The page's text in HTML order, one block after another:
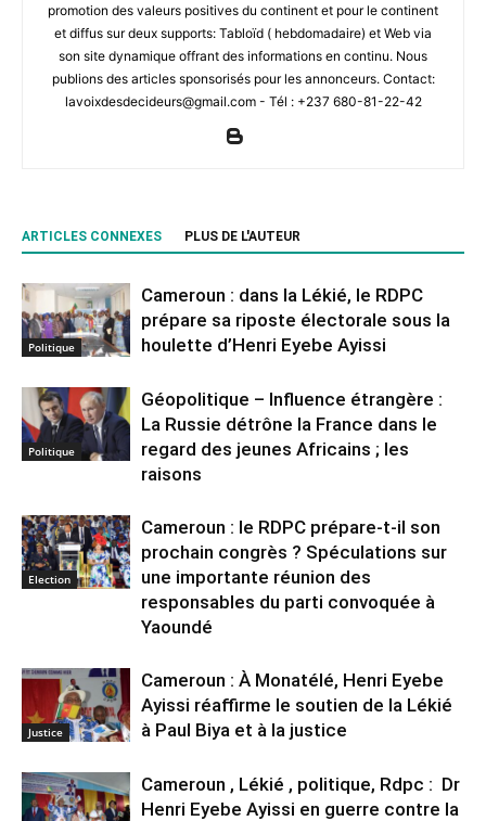
promotion des valeurs positives du continent et pour le continent
et diffus sur deux supports: Tabloïd ( hebdomadaire) et Web via
son site dynamique offrant des informations en continu. Nous
publions des articles sponsorisés pour les annonceurs. Contact:
lavoixdesdecideurs@gmail.com - Tél : +237 680-81-22-42
ARTICLES CONNEXES PLUS DE L'AUTEUR
Politique
Cameroun : dans la Lékié, le RDPC
prépare sa riposte électorale sous la
houlette d’Henri Eyebe Ayissi
Politique
Géopolitique – Influence étrangère :
La Russie détrône la France dans le
regard des jeunes Africains ; les
raisons
Election
Cameroun : le RDPC prépare-t-il son
prochain congrès ? Spéculations sur
une importante réunion des
responsables du parti convoquée à
Yaoundé
Justice
Cameroun : À Monatélé, Henri Eyebe
Ayissi réaffirme le soutien de la Lékié
à Paul Biya et à la justice
Cameroun , Lékié , politique, Rdpc : Dr
Henri Eyebe Ayissi en guerre contre la